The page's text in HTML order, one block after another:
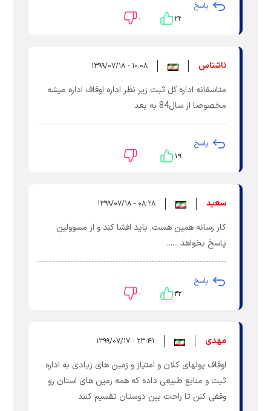
پاسخ
۲۴ ۰
ناشناس ۱۰:۰۸ - ۱۳۹۹/۰۷/۱۸
متاسفانه اداره کل ثبت زیر نظر اداره اوقاف اداره میشه
مخصوصا از سال84 به بعد
پاسخ
۱۹ ۰
سعید ۰۸:۲۸ - ۱۳۹۹/۰۷/۱۸
کار رسانه همین هست. باید افشا کند و از مسوولین
پاسخ بخواهد ......
پاسخ
۳۲ ۰
مهدی ۲۳:۴۱ - ۱۳۹۹/۰۷/۱۷
اوقاف پولهای کلان و امتیاز و زمین های زیادی به اداره
ثبت و منابع طبیعی داده که همه زمین های استان رو
وقفی کنن تا راحت بین دوستان تقسیم کنند